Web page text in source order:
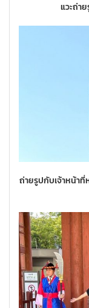
แวะถ่า
ถ่ายรูปกับเจ้าหน้าที่